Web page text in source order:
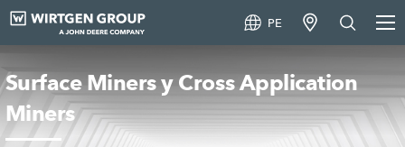
PE
Surface Miners y Cross Application
Miners